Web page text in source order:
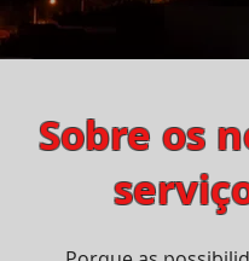
Sobre os